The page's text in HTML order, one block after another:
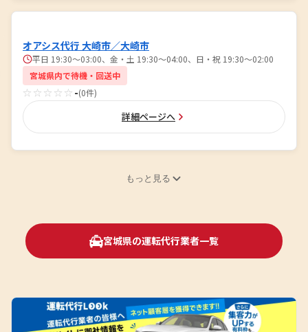
オアシス代行 大崎市／大崎市
平日 19:30～03:00、金・土 19:30～04:00、日・祝 19:30～02:00
宮城県内で待機・回送中
☆☆☆☆☆ -(0件)
詳細ページへ
もっと見る
宮城県の運転代行業者一覧